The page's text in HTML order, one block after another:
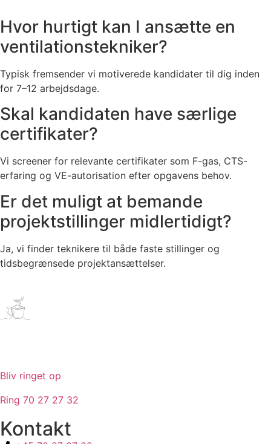
Hvor hurtigt kan I ansætte en
ventilationstekniker?
Typisk fremsender vi motiverede kandidater til dig inden
for 7–12 arbejdsdage.
Skal kandidaten have særlige
certifikater?
Vi screener for relevante certifikater som F-gas, CTS-
erfaring og VE-autorisation efter opgavens behov.
Er det muligt at bemande
projektstillinger midlertidigt?
Ja, vi finder teknikere til både faste stillinger og
tidsbegrænsede projektansættelser.
Bliv ringet op
Ring 70 27 27 32
Kontakt